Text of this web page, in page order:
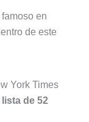
en
de este
York Times
lista de 52